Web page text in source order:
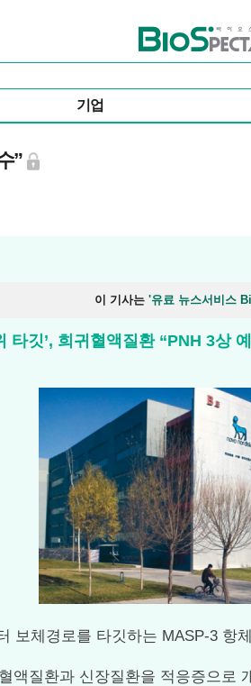
바이오스펙테이터
기업
”
이 기사는 '유료 뉴스서비스
깃’, 희귀혈액질환 “PNH 3상
보체경로를 타깃하는 MASP-3 항
액질환과 신장질환을 적응증으